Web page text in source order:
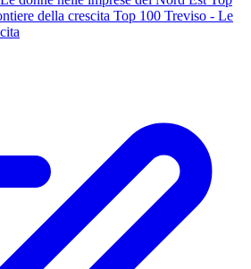
della crescita Top 100 Treviso - Le